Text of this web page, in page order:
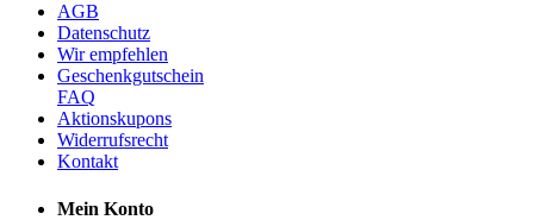
AGB
Datenschutz
Wir empfehlen
Geschenkgutschein
FAQ
Aktionskupons
Widerrufsrecht
Kontakt
Mein Konto